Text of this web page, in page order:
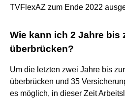
TVFlexAZ zum Ende 2022
Wie kann ich 2 Jahre bis
überbrücken?
Um die letzten zwei Jahre bis
überbrücken und 35
es möglich, in dieser Zeit